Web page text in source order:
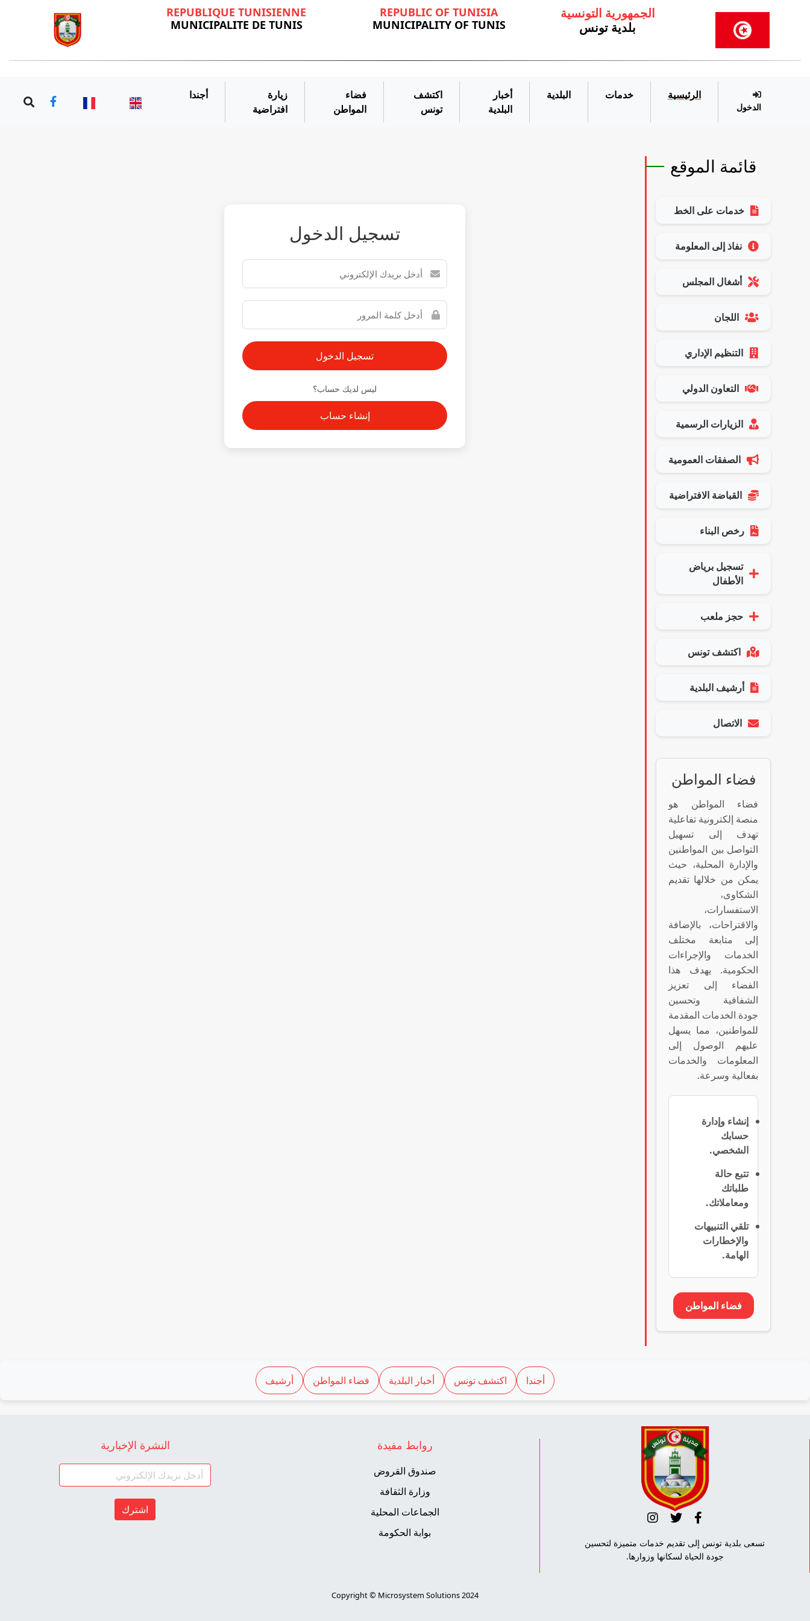
الجمهورية التونسية
بلدية تونس
REPUBLIC OF TUNISIA
MUNICIPALITY OF TUNIS
REPUBLIQUE TUNISIENNE
MUNICIPALITE DE TUNIS
الدخول
الرئيسية خدمات البلدية
أخبار
البلدية
اكتشف
تونس
فضاء
المواطن
زيارة
افتراضية
أجندا
قائمة الموقع
خدمات على الخط
نفاذ إلى المعلومة
أشغال المجلس
اللجان
التنظيم الإداري
التعاون الدولي
الزيارات الرسمية
الصفقات العمومية
القباضة الافتراضية
رخص البناء
تسجيل برياض
الأطفال
حجز ملعب
اكتشف تونس
أرشيف البلدية
الاتصال
فضاء المواطن
فضاء المواطن هو
منصة إلكترونية تفاعلية
تهدف إلى تسهيل
التواصل بين المواطنين
والإدارة المحلية، حيث
يمكن من خلالها تقديم
الشكاوى،
الاستفسارات،
والاقتراحات، بالإضافة
إلى متابعة مختلف
الخدمات والإجراءات
الحكومية. يهدف هذا
الفضاء إلى تعزيز
الشفافية وتحسين
جودة الخدمات المقدمة
للمواطنين، مما يسهل
عليهم الوصول إلى
المعلومات والخدمات
بفعالية وسرعة.
إنشاء وإدارة
حسابك
الشخصي.
تتبع حالة
طلباتك
ومعاملاتك.
تلقي التنبيهات
والإخطارات
الهامة.
فضاء المواطن
تسجيل الدخول
ليس لديك حساب؟
أجندا اكتشف تونس أخبار البلدية فضاء المواطن أرشيف
تسعى بلدية تونس إلى تقديم خدمات متميزة لتحسين
جودة الحياة لسكانها وزوارها.
روابط مفيدة
صندوق القروض
وزارة الثقافة
الجماعات المحلية
بوابة الحكومة
النشرة الإخبارية
اشترك
Copyright © Microsystem Solutions 2024